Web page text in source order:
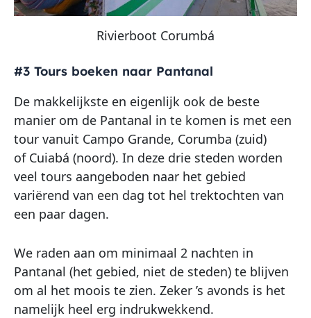
Rivierboot Corumbá
#3 Tours boeken naar Pantanal
De makkelijkste en eigenlijk ook de beste
manier om de Pantanal in te komen is met een
tour vanuit Campo Grande, Corumba (zuid)
of Cuiabá (noord). In deze drie steden worden
veel tours aangeboden naar het gebied
variërend van een dag tot hel trektochten van
een paar dagen.
We raden aan om minimaal 2 nachten in
Pantanal (het gebied, niet de steden) te blijven
om al het moois te zien. Zeker ’s avonds is het
namelijk heel erg indrukwekkend.